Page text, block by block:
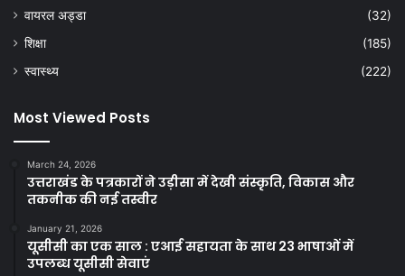
वायरल अड्डा
(32)
शिक्षा
(185)
स्वास्थ्य
(222)
Most Viewed Posts
March 24, 2026
उत्तराखंड के पत्रकारों ने उड़ीसा में देखी संस्कृति, विकास और
तकनीक की नई तस्वीर
January 21, 2026
यूसीसी का एक साल : एआई सहायता के साथ 23 भाषाओं में
उपलब्ध यूसीसी सेवाएं